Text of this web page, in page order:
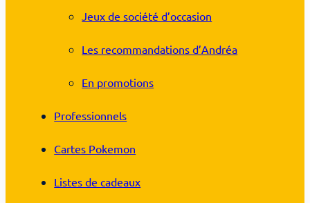
Jeux de société d’occasion
Les recommandations d’Andréa
En promotions
Professionnels
Cartes Pokemon
Listes de cadeaux